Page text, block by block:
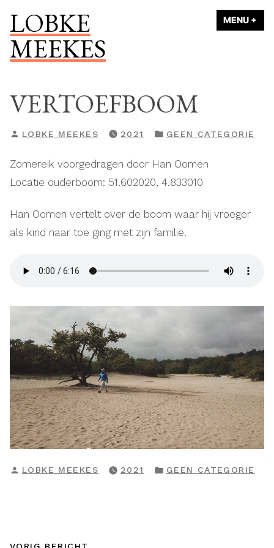
inhoud
springen
LOBKE
MEEKES
MENU +
VERTOEFBOOM
GEPLAATST
LOBKE MEEKES 2021
GEPLAATST
GEEN CATEGORIE
Zomereik voorgedragen door Han Oomen
Locatie ouderboom: 51.602020, 4.833010
Han Oomen vertelt over de boom waar hij vroeger
als kind naar toe ging met zijn familie.
GEPLAATST
LOBKE MEEKES 2021
GEPLAATST
GEEN CATEGORIE